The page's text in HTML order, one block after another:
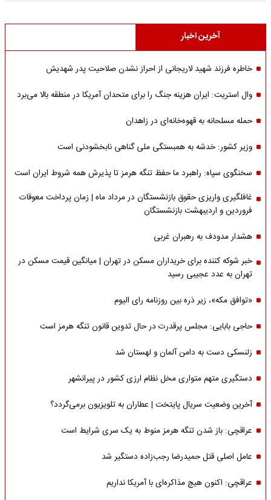
آخرین اخبار
خاطره فرزند شهید لاریجانی از احراز نشدن صلاحیت پدر شهدیش
وال استریت: ایران هزینه جنگ را برای متحدان آمریکا در منطقه بالا می‌برد
حمله مسلحانه به قهوه‌خانه‌ای در زاهدان
وزیر کشور: خدشه به همبستگی ملی گناهی نابخشودنی است
سخنگوی سپاه: راهبرد ما حفظ تنگه هرمز تا پذیرش همه شروط ایران است
غافلگیری واریزی حقوق بازنشستگان در مرداد ماه | زمان پرداخت معوقات
فروردین و اردیبهشت بازنشستگان
هشدار مدودف به رهبران غربی
خبر شوکه کننده برای خریداران مسکن در تهران | میانگین قیمت مسکن در
تهران به عدد عجیبی رسید
«توافق مکه»، زیر ذره بین روزنامه رای الیوم
حاجی بابایی: مجلس پرقدرت در حال تدوین قانون تنگه هرمز است
زلنسکی دست به دامن آلمان و لهستان شد
دستگیری متهم متواری مخل نظام ارزی کشور در پیرانشهر
آخرین وضعیت سریال پایتخت | عطاران به تلویزیون برمی‌گردد؟
عراقچی: باز شدن تنگه هرمز منوط به یک سری شرایط است
عامل اصلی قتل حمیدرضا رجب‌زاده دستگیر شد
عراقچی: اکنون هیچ مذاکره‌ای با آمریکا نداریم